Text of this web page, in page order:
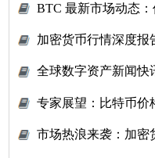
BTC 最新市场动态
加密货币行情深度报
全球数字资产新闻快
专家展望：比特币价
市场热浪来袭：加密